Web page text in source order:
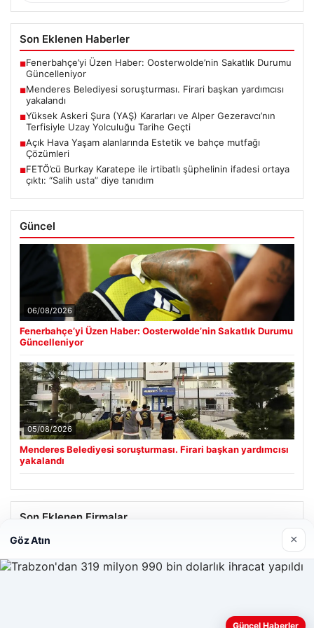
Son Eklenen Haberler
■Fenerbahçe’yi Üzen Haber: Oosterwolde’nin Sakatlık Durumu
Güncelleniyor
■Menderes Belediyesi soruşturması. Firari başkan yardımcısı
yakalandı
■Yüksek Askeri Şura (YAŞ) Kararları ve Alper Gezeravcı’nın
Terfisiyle Uzay Yolculuğu Tarihe Geçti
■Açık Hava Yaşam alanlarında Estetik ve bahçe mutfağı
Çözümleri
■FETÖ’cü Burkay Karatepe ile irtibatlı şüphelinin ifadesi ortaya
çıktı: “Salih usta” diye tanıdım
Güncel
06/08/2026
Fenerbahçe’yi Üzen Haber: Oosterwolde’nin Sakatlık Durumu
Güncelleniyor
05/08/2026
Menderes Belediyesi soruşturması. Firari başkan yardımcısı
yakalandı
Son Eklenen Firmalar
Göz Atın ×
Güncel Haberler